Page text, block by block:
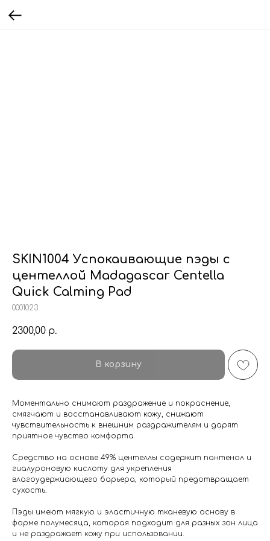
SKIN1004 Успокаивающие пэды с
центеллой Madagascar Centella
Quick Calming Pad
0001023
2300,00 р.
В корзину
Моментально снимают раздражение и покраснение,
смягчают и восстанавливают кожу, снижают
чувствительность к внешним раздражителям и дарят
приятное чувство комфорта.
Средство на основе 49% центеллы содержит пантенол и
гиалуроновую кислоту для укрепления
влагоудержиающего барьера, который предотвращает
сухость.
Пэды имеют мягкую и эластичную тканевую основу в
форме полумесяца, которая подходит для разных зон лица
и не раздражает кожу при использовании.